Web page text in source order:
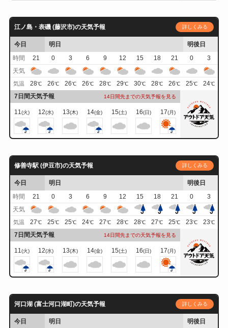
江ノ島・表磯 (藤沢市)の天気予報 詳しくみる
今日 明日
明後日
時間
21 0 3 6 9 12 15 18 21 0
3
天気
気温 28℃ 26℃ 26℃ 26℃ 28℃ 29℃ 30℃ 28℃ 26℃ 25℃ 24℃
7日間天気予報 14日間先までの天気予報を見る
11(火) 12(水) 13(木) 14(金) 15(土) 16(日) 17(月)
修善寺駅 (伊豆市)の天気予報 詳しくみる
今日 明日
明後日
時間
21 0 3 6 9 12 15 18 21 0
3
天気
気温 27℃ 25℃ 25℃ 24℃ 27℃ 28℃ 28℃ 27℃ 25℃ 23℃ 23℃
7日間天気予報 14日間先までの天気予報を見る
11(火) 12(水) 13(木) 14(金) 15(土) 16(日) 17(月)
河口湖 (富士河口湖町)の天気予報 詳しくみる
今日 明日 明後日